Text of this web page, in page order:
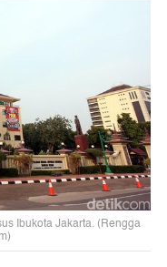
Ibukota Jakarta. (Rengga